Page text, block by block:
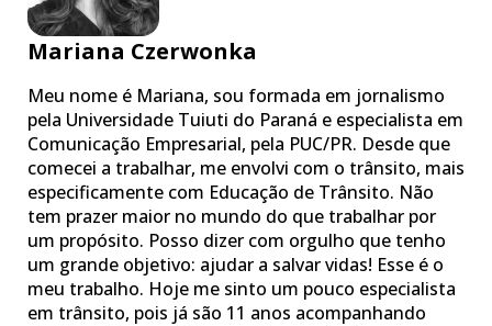
Mariana Czerwonka
Meu nome é Mariana, sou formada em jornalismo
pela Universidade Tuiuti do Paraná e especialista em
Comunicação Empresarial, pela PUC/PR. Desde que
comecei a trabalhar, me envolvi com o trânsito, mais
especificamente com Educação de Trânsito. Não
tem prazer maior no mundo do que trabalhar por
um propósito. Posso dizer com orgulho que tenho
um grande objetivo: ajudar a salvar vidas! Esse é o
meu trabalho. Hoje me sinto um pouco especialista
em trânsito, pois já são 11 anos acompanhando